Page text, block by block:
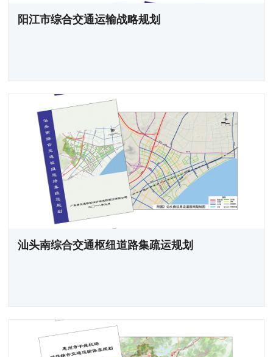
阳江市综合交通运输战略规划
汕头南综合交通枢纽道路集疏运规划